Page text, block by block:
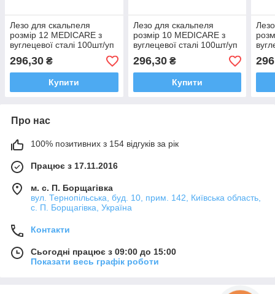
Лезо для скальпеля
розмір 12 MEDICARE з
вуглецевої сталі 100шт/уп
296,30 ₴
Купити
Лезо для скальпеля
розмір 10 MEDICARE з
вуглецевої сталі 100шт/уп
296,30₴
Купити
Про нас
100% позитивних з 154 відгуків за рік
Працює з 17.11.2016
м. с. П. Борщагівка
вул. Тернопільська, буд. 10, прим. 142, Київська область,
с. П. Борщагівка, Україна
Контакти
Сьогодні працює з 09:00 до 15:00
Показати весь графік роботи